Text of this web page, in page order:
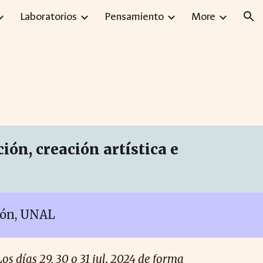
Laboratorios Pensamiento More
creación artística e
UNAL
días 29, 30 o 31 jul. 2024 de forma